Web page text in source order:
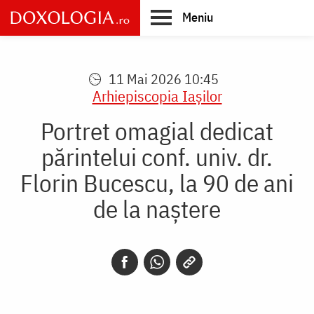
Skip
to
main
Meniu
11 Mai 2026 10:45
Arhiepiscopia Iaşilor
Portret omagial dedicat
părintelui conf. univ. dr.
Florin Bucescu, la 90 de ani
de la naștere